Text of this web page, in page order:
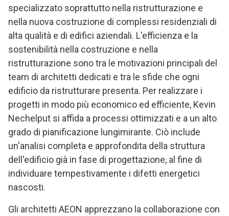
specializzato soprattutto nella ristrutturazione e
nella nuova costruzione di complessi residenziali di
alta qualità e di edifici aziendali. L'efficienza e la
sostenibilità nella costruzione e nella
ristrutturazione sono tra le motivazioni principali del
team di architetti dedicati e tra le sfide che ogni
edificio da ristrutturare presenta. Per realizzare i
progetti in modo più economico ed efficiente, Kevin
Nechelput si affida a processi ottimizzati e a un alto
grado di pianificazione lungimirante. Ciò include
un'analisi completa e approfondita della struttura
dell'edificio già in fase di progettazione, al fine di
individuare tempestivamente i difetti energetici
nascosti.
Gli architetti AEON apprezzano la collaborazione con